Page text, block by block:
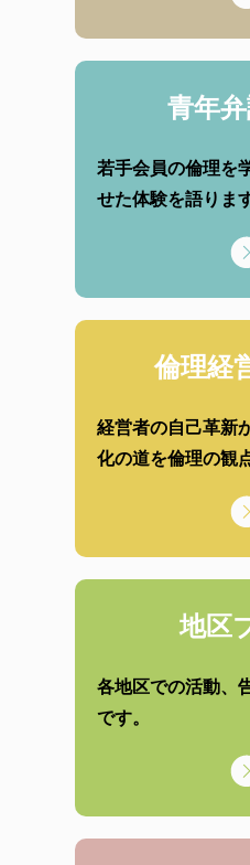
青年
若手会員の倫理を
せた体験を語ります
倫理経
経営者の自己革新
化の道を倫理の観
地区
各地区での活動、
です。